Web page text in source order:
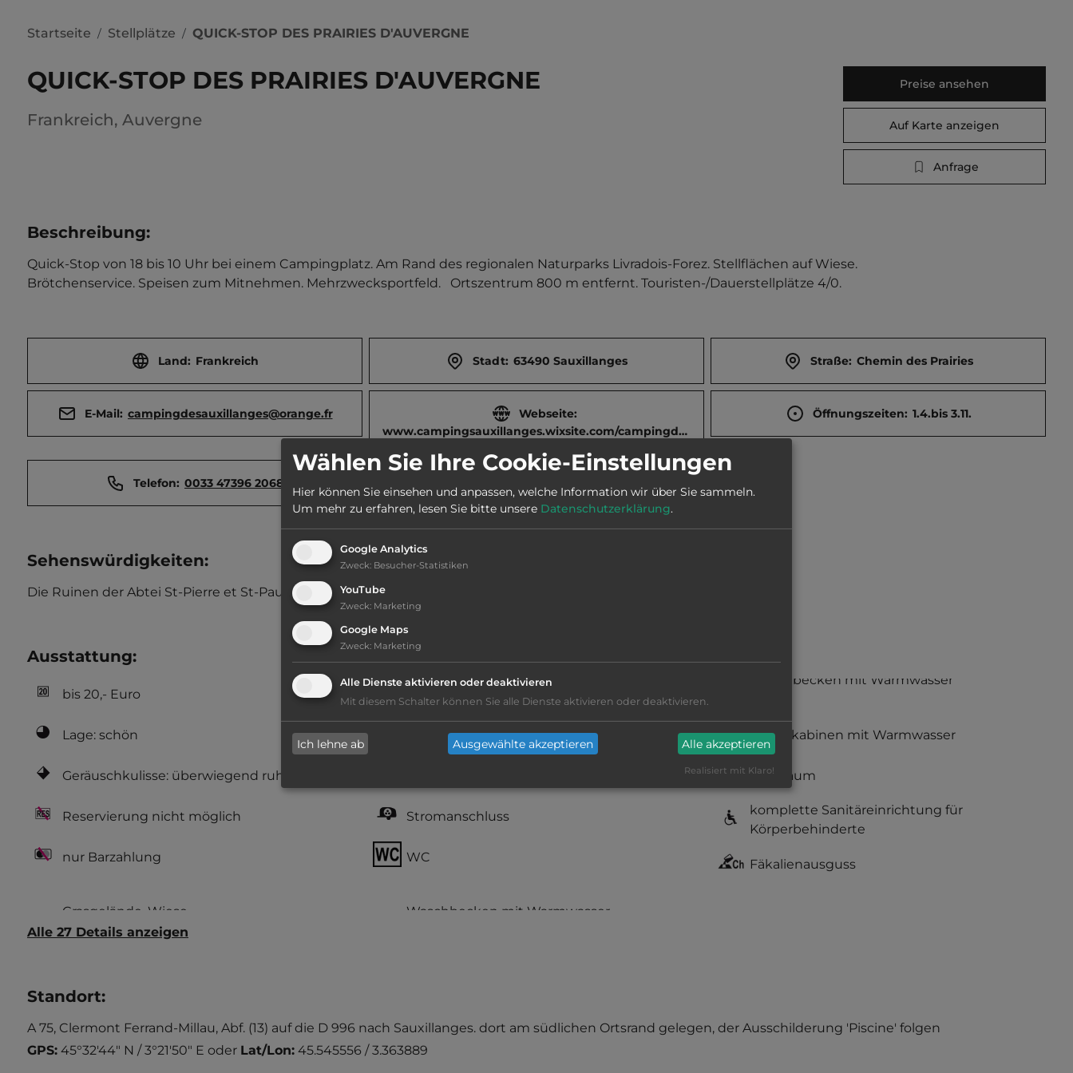
Startseite / Stellplätze / QUICK-STOP DES PRAIRIES D'AUVERGNE
QUICK-STOP DES PRAIRIES D'AUVERGNE
Frankreich, Auvergne
Preise ansehen
Auf Karte anzeigen
Anfrage
Beschreibung:
Quick-Stop von 18 bis 10 Uhr bei einem Campingplatz. Am Rand des regionalen Naturparks Livradois-Forez. Stellflächen auf Wiese.
Brötchenservice. Speisen zum Mitnehmen. Mehrzwecksportfeld.   Ortszentrum 800 m entfernt. Touristen-/Dauerstellplätze 4/0.
Land: Frankreich Stadt: 63490 Sauxillanges Straße: Chemin des Prairies
E-Mail: campingdesauxillanges@orange.fr
Webseite:
www.campingsauxillanges.wixsite.com/campingdesprairies
Öffnungszeiten: 1.4.bis 3.11.
Telefon: 0033 47396 2068
Sehenswürdigkeiten:
Die Ruinen der Abtei St-Pierre et St-Paul.
Ausstattung:
bis 20,- Euro
Lage: schön
Geräuschkulisse: überwiegend ruhig
Reservierung nicht möglich
nur Barzahlung
Grasgelände, Wiese
Büsche und Hecken
Stromanschluss
WC
Waschbecken mit Warmwasser
Duschkabinen mit Warmwasser
Babyraum
komplette Sanitäreinrichtung für
Körperbehinderte
Fäkalienausguss
Alle 27 Details anzeigen
Standort:
A 75, Clermont Ferrand-Millau, Abf. (13) auf die D 996 nach Sauxillanges. dort am südlichen Ortsrand gelegen, der Ausschilderung 'Piscine' folgen
GPS: 45°32'44" N / 3°21'50" E oder Lat/Lon: 45.545556 / 3.363889
Wählen Sie Ihre Cookie-Einstellungen
Hier können Sie einsehen und anpassen, welche Information wir über Sie sammeln.
Um mehr zu erfahren, lesen Sie bitte unsere Datenschutzerklärung.
Google Analytics
Zweck: Besucher-Statistiken
YouTube
Zweck: Marketing
Google Maps
Zweck: Marketing
Alle Dienste aktivieren oder deaktivieren
Mit diesem Schalter können Sie alle Dienste aktivieren oder deaktivieren.
Ich lehne ab Ausgewählte akzeptieren Alle akzeptieren
Realisiert mit Klaro!